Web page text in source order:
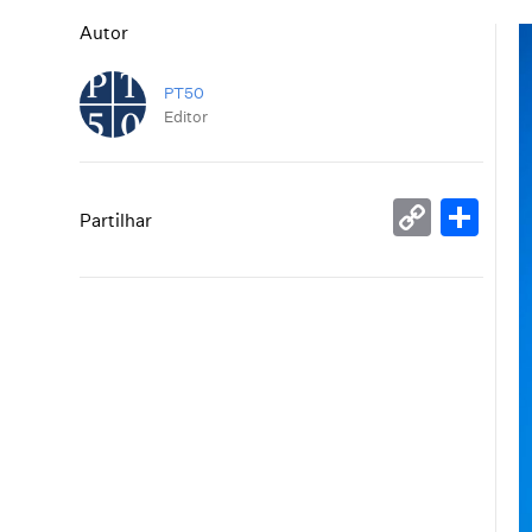
Autor
PT50
Editor
Partilhar
Copy